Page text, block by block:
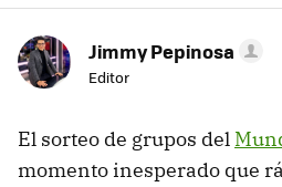
Jimmy Pepinosa
Editor
El sorteo de grupos del
momento inesperado que